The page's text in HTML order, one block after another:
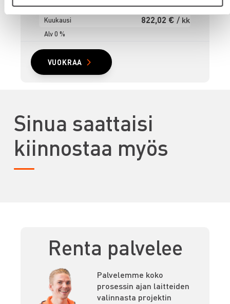
Seuraavat pv ? 54,80 €/ pv
Kuukausi 822,02 € / kk
Alv 0 %
VUOKRAA
Sinua saattaisi
kiinnostaa myös
Renta palvelee
Palvelemme koko
prosessin ajan laitteiden
valinnasta projektin